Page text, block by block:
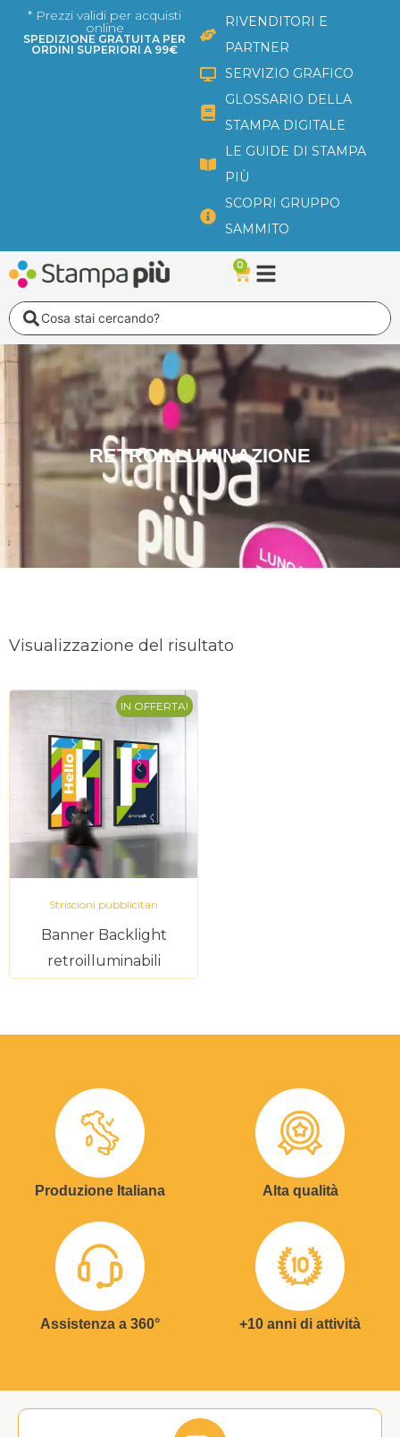
* Prezzi validi per acquisti
online
SPEDIZIONE GRATUITA PER
ORDINI SUPERIORI A 99€
RIVENDITORI E
PARTNER
SERVIZIO GRAFICO
GLOSSARIO DELLA
STAMPA DIGITALE
LE GUIDE DI STAMPA
PIÙ
SCOPRI GRUPPO
SAMMITO
0
Carrello
Search
...
RETROILLUMINAZIONE
Visualizzazione del risultato
IN OFFERTA!
Striscioni pubblicitari
Banner Backlight
retroilluminabili
Produzione Italiana Alta qualità
Assistenza a 360° +10 anni di attività